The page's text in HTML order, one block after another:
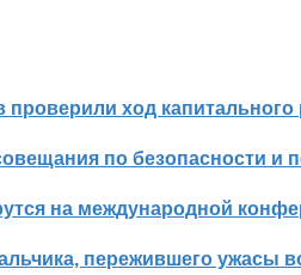
ход капитального
по безопасности и
на международной
пережившего ужасы